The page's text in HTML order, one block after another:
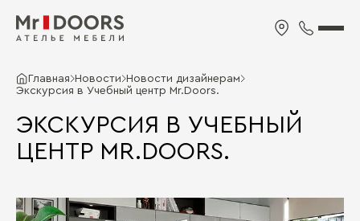
Главная Новости
Новости дизайнерам
Экскурсия в Учебный центр Mr.Doors.
ЭКСКУРСИЯ В УЧЕБНЫЙ
ЦЕНТР MR.DOORS.